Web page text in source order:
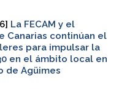
La FECAM y el
Canarias continúan el
para impulsar la
en el ámbito local en
de Agüimes